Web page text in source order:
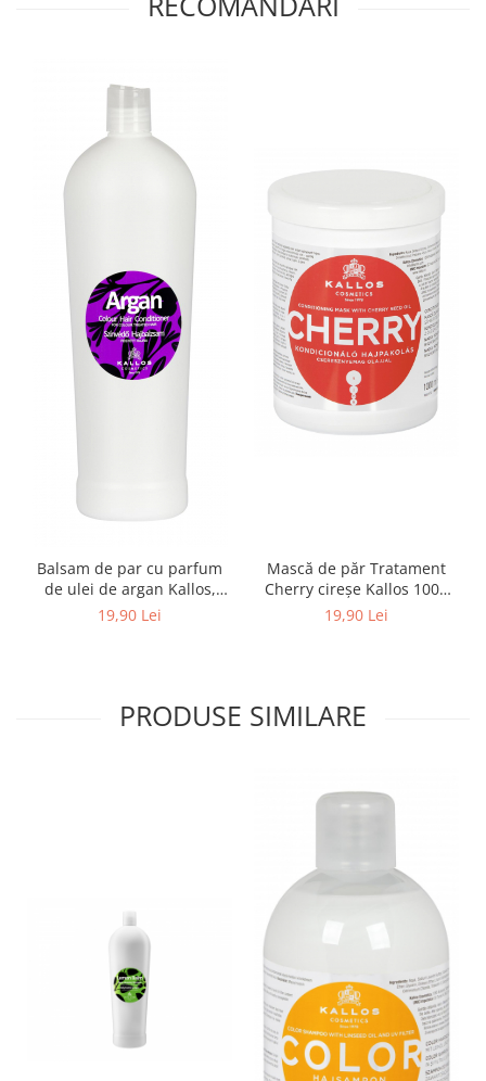
Balsam de par cu parfum
de ulei de argan Kallos,
1000 ml
19,90 Lei
Mască de păr Tratament
Cherry cireşe Kallos 1000
ml
19,90 Lei
PRODUSE SIMILARE